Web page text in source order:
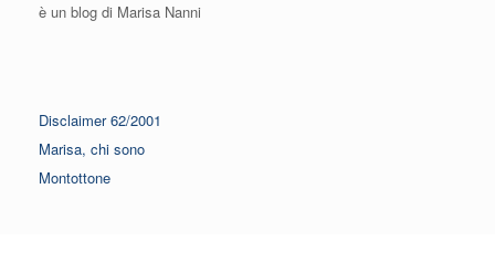
è un blog di Marisa Nanni
Disclaimer 62/2001
Marisa, chi sono
Montottone